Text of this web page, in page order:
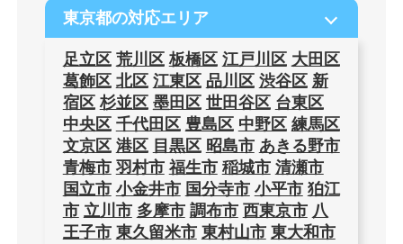
東京都の対応エリア
足立区 荒川区 板橋区 江戸川区 大田区
葛飾区 北区 江東区 品川区 渋谷区 新
宿区 杉並区 墨田区 世田谷区 台東区
中央区 千代田区 豊島区 中野区 練馬区
文京区 港区 目黒区 昭島市 あきる野市
青梅市 羽村市 福生市 稲城市 清瀬市
国立市 小金井市 国分寺市 小平市 狛江
市 立川市 多摩市 調布市 西東京市 八
王子市 東久留米市 東村山市 東大和市